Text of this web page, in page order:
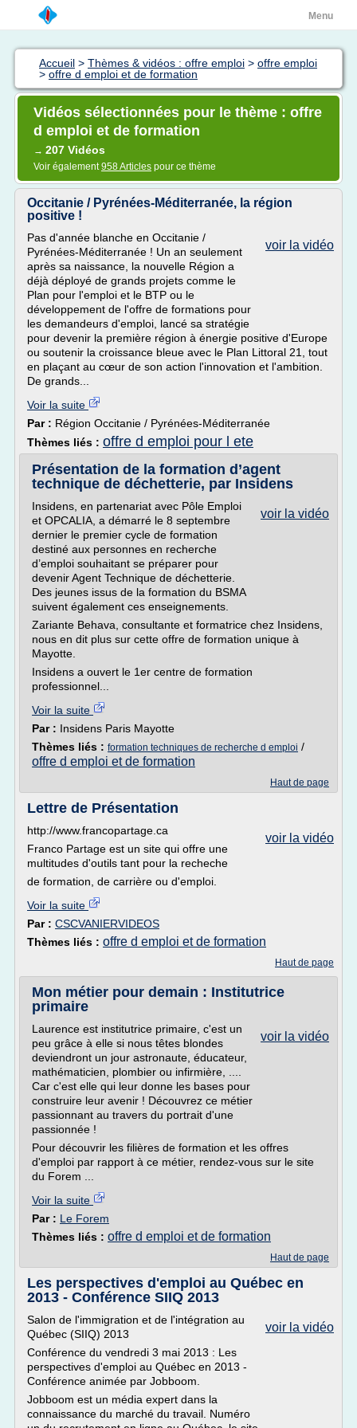
Menu
Accueil > Thèmes & vidéos : offre emploi > offre emploi
> offre d emploi et de formation
Vidéos sélectionnées pour le thème : offre
d emploi et de formation
→ 207 Vidéos
Voir également958 Articles pour ce thème
Occitanie / Pyrénées-Méditerranée, la région
positive !
voir la vidéo
Pas d'année blanche en Occitanie /
Pyrénées-Méditerranée ! Un an seulement
après sa naissance, la nouvelle Région a
déjà déployé de grands projets comme le
Plan pour l'emploi et le BTP ou le
développement de l'offre de formations pour
les demandeurs d'emploi, lancé sa stratégie
pour devenir la première région à énergie positive d'Europe
ou soutenir la croissance bleue avec le Plan Littoral 21, tout
en plaçant au cœur de son action l'innovation et l'ambition.
De grands...
Voir la suite
Par : Région Occitanie / Pyrénées-Méditerranée
Thèmes liés : offre d emploi pour l ete
Présentation de la formation d’agent
technique de déchetterie, par Insidens
voir la vidéo
Insidens, en partenariat avec Pôle Emploi
et OPCALIA, a démarré le 8 septembre
dernier le premier cycle de formation
destiné aux personnes en recherche
d’emploi souhaitant se préparer pour
devenir Agent Technique de déchetterie.
Des jeunes issus de la formation du BSMA
suivent également ces enseignements.
Zariante Behava, consultante et formatrice chez Insidens,
nous en dit plus sur cette offre de formation unique à
Mayotte.
Insidens a ouvert le 1er centre de formation
professionnel...
Voir la suite
Par : Insidens Paris Mayotte
Thèmes liés : formation techniques de recherche d emploi /
offre d emploi et de formation
Haut de page
Lettre de Présentation
voir la vidéo
http://www.francopartage.ca
Franco Partage est un site qui offre une
multitudes d'outils tant pour la recheche
de formation, de carrière ou d'emploi.
Voir la suite
Par : CSCVANIERVIDEOS
Thèmes liés : offre d emploi et de formation
Haut de page
Mon métier pour demain : Institutrice
primaire
voir la vidéo
Laurence est institutrice primaire, c'est un
peu grâce à elle si nous têtes blondes
deviendront un jour astronaute, éducateur,
mathématicien, plombier ou infirmière, ....
Car c'est elle qui leur donne les bases pour
construire leur avenir ! Découvrez ce métier
passionnant au travers du portrait d'une
passionnée !
Pour découvrir les filières de formation et les offres
d'emploi par rapport à ce métier, rendez-vous sur le site
du Forem ...
Voir la suite
Par : Le Forem
Thèmes liés : offre d emploi et de formation
Haut de page
Les perspectives d'emploi au Québec en
2013 - Conférence SIIQ 2013
voir la vidéo
Salon de l'immigration et de l'intégration au
Québec (SIIQ) 2013
Conférence du vendredi 3 mai 2013 : Les
perspectives d'emploi au Québec en 2013 -
Conférence animée par Jobboom.
Jobboom est un média expert dans la
connaissance du marché du travail. Numéro